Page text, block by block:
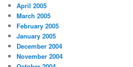
April 2005
March 2005
February 2005
January 2005
December 2004
November 2004